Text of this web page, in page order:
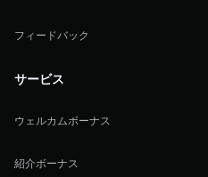
フィードバック
サービス
ウェルカムボーナス
紹介ボーナス